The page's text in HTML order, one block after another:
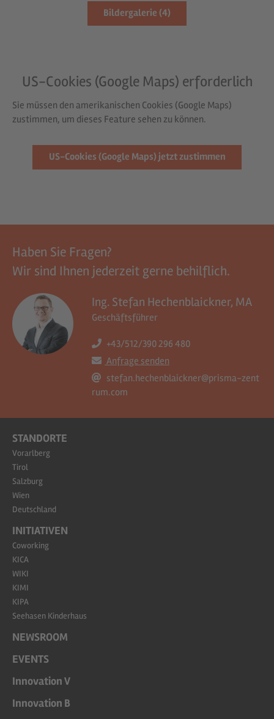
Bildergalerie (4)
US-Cookies (Google Maps) erforderlich
Sie müssen den amerikanischen Cookies (Google Maps)
zustimmen, um dieses Feature sehen zu können.
US-Cookies (Google Maps) jetzt zustimmen
Haben Sie Fragen?
Wir sind Ihnen jederzeit gerne behilflich.
Ing. Stefan Hechenblaickner, MA
Geschäftsführer
+43/512/390 296 480
Anfrage senden
stefan.hechenblaickner@prisma-zent
rum.com
STANDORTE
Vorarlberg
Tirol
Salzburg
Wien
Deutschland
INITIATIVEN
Coworking
KICA
WIKI
KIMI
KIPA
Seehasen Kinderhaus
NEWSROOM
EVENTS
Innovation V
Innovation B